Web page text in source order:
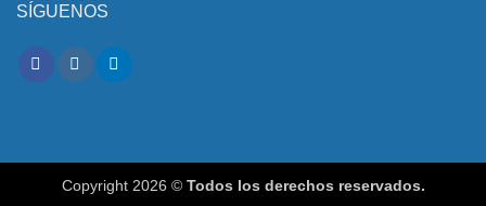
SÍGUENOS
Copyright 2026 © Todos los derechos reservados.